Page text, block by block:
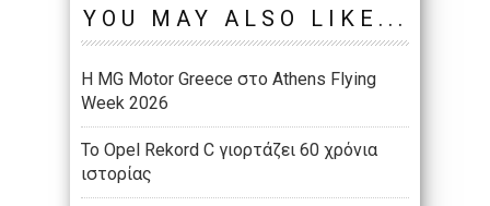
YOU MAY ALSO LIKE...
Η MG Motor Greece στο Athens Flying
Week 2026
Το Opel Rekord C γιορτάζει 60 χρόνια
ιστορίας